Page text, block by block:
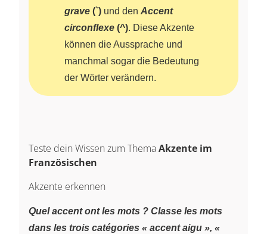
grave (`) und den Accent
circonflexe (^). Diese Akzente
können die Aussprache und
manchmal sogar die Bedeutung
der Wörter verändern.
Teste dein Wissen zum ThemaAkzente im
Französischen
Akzente erkennen
Quel accent ont les mots ? Classe les mots
dans les trois catégories « accent aigu », «